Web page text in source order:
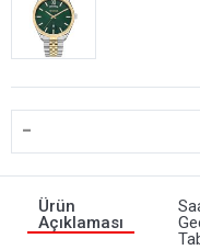
-
Ürün
Açıklaması